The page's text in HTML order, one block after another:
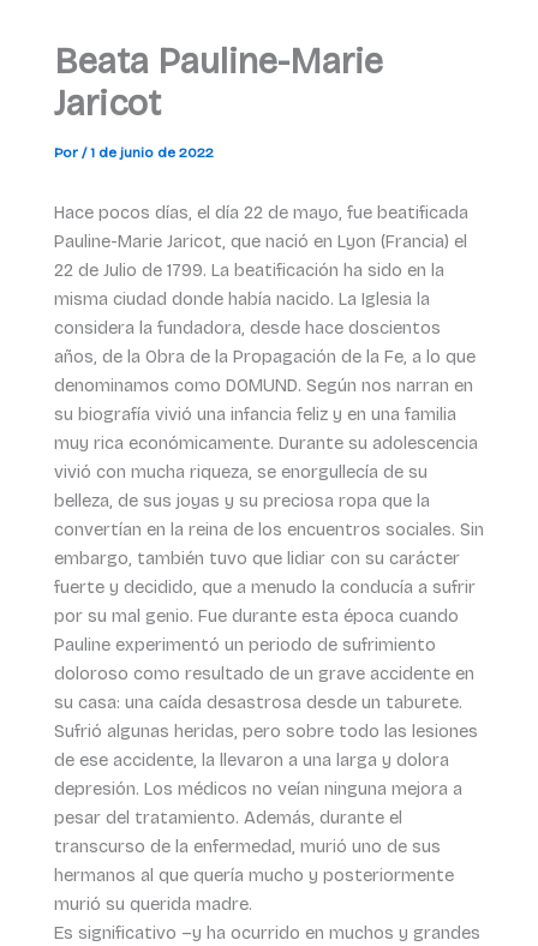
Beata Pauline-Marie
Jaricot
Por /1 de junio de 2022
Hace pocos días, el día 22 de mayo, fue beatificada
Pauline-Marie Jaricot, que nació en Lyon (Francia) el
22 de Julio de 1799. La beatificación ha sido en la
misma ciudad donde había nacido. La Iglesia la
considera la fundadora, desde hace doscientos
años, de la Obra de la Propagación de la Fe, a lo que
denominamos como DOMUND. Según nos narran en
su biografía vivió una infancia feliz y en una familia
muy rica económicamente. Durante su adolescencia
vivió con mucha riqueza, se enorgullecía de su
belleza, de sus joyas y su preciosa ropa que la
convertían en la reina de los encuentros sociales. Sin
embargo, también tuvo que lidiar con su carácter
fuerte y decidido, que a menudo la conducía a sufrir
por su mal genio. Fue durante esta época cuando
Pauline experimentó un periodo de sufrimiento
doloroso como resultado de un grave accidente en
su casa: una caída desastrosa desde un taburete.
Sufrió algunas heridas, pero sobre todo las lesiones
de ese accidente, la llevaron a una larga y dolora
depresión. Los médicos no veían ninguna mejora a
pesar del tratamiento. Además, durante el
transcurso de la enfermedad, murió uno de sus
hermanos al que quería mucho y posteriormente
murió su querida madre.
Es significativo –y ha ocurrido en muchos y grandes